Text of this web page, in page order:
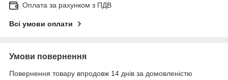
Оплата за рахунком з ПДВ
Всі умови оплати
Умови повернення
Повернення товару впродовж 14 днів за домовленістю